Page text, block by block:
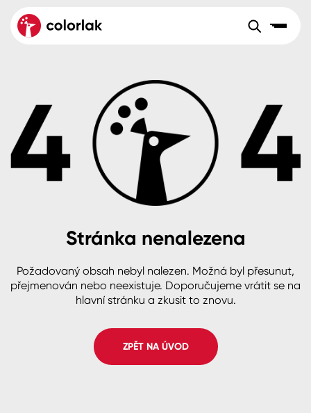
Velkoobchod Sortiment
Aktuality
Reference
O společnosti
B2B +420 800 145 555Po – Pá: 8:00–15:00
Česko
Slovensko Polsko Worldwide
Dřevo
Beton, asfalt, minerální podklady
Plast, sklo, keramika
Stěny
Fasády
Spreje
Colorlak Dekor
Colorlak Profi
Colorlak Pta
Stránka nenalezena
Požadovaný obsah nebyl nalezen. Možná byl přesunut,
přejmenován nebo neexistuje. Doporučujeme vrátit se na
hlavní stránku a zkusit to znovu.
ZPĚT NA ÚVOD